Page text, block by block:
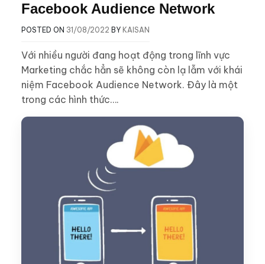
Facebook Audience Network
POSTED ON 31/08/2022 BY KAISAN
Với nhiều người đang hoạt động trong lĩnh vực
Marketing chắc hẳn sẽ không còn lạ lẫm với khái
niệm Facebook Audience Network. Đây là một
trong các hình thức….